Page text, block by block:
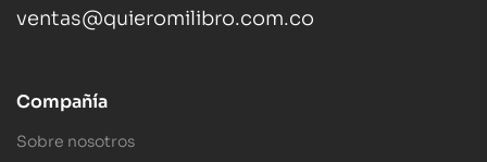
ventas@quieromilibro.com.co
Compañía
Sobre nosotros